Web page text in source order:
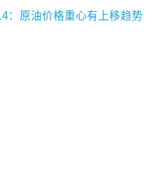
：原油价格重心有上移趋势